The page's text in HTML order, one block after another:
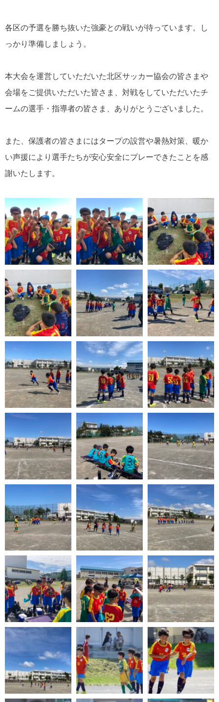
各区の予選を勝ち抜いた強豪との戦いが待っています。し
っかり準備しましょう。
本大会を運営していただいた北区サッカー協会の皆さまや
会場をご提供いただいた皆さま、対戦をしていただいたチ
ームの選手・指導者の皆さま、ありがとうございました。
また、保護者の皆さまにはタープの設営や暑熱対策、暖か
い声援により選手たちが安心安全にプレーできたことを感
謝いたします。